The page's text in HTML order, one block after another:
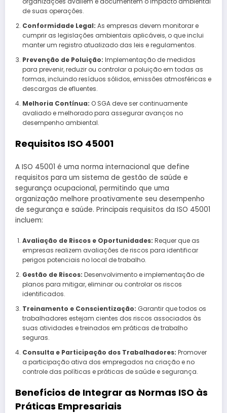
de suas operações.
Conformidade Legal: As empresas devem monitorar e
cumprir as legislações ambientais aplicáveis, o que inclui
manter um registro atualizado das leis e regulamentos.
Prevenção de Poluição: Implementação de medidas
para prevenir, reduzir ou controlar a poluição em todas as
formas, incluindo resíduos sólidos, emissões atmosféricas e
descargas de efluentes.
Melhoria Contínua: O SGA deve ser continuamente
avaliado e melhorado para assegurar avanços no
desempenho ambiental.
Requisitos ISO 45001
A ISO 45001 é uma norma internacional que define
requisitos para um sistema de gestão de saúde e
segurança ocupacional, permitindo que uma
organização melhore proativamente seu desempenho
de segurança e saúde. Principais requisitos da ISO 45001
incluem:
Avaliação de Riscos e Oportunidades: Requer que as
empresas realizem avaliações de riscos para identificar
perigos potenciais no local de trabalho.
Gestão de Riscos: Desenvolvimento e implementação de
planos para mitigar, eliminar ou controlar os riscos
identificados.
Treinamento e Conscientização: Garantir que todos os
trabalhadores estejam cientes dos riscos associados às
suas atividades e treinados em práticas de trabalho
seguras.
Consulta e Participação dos Trabalhadores: Promover
a participação ativa dos empregados na criação e no
controle das políticas e práticas de saúde e segurança.
Benefícios de Integrar as Normas ISO às
Práticas Empresariais